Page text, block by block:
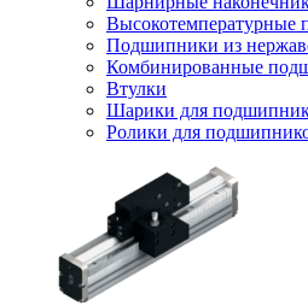
Высокотемпературные
Подшипники из
Комбинированные
Втулки
Шарики для
Ролики для